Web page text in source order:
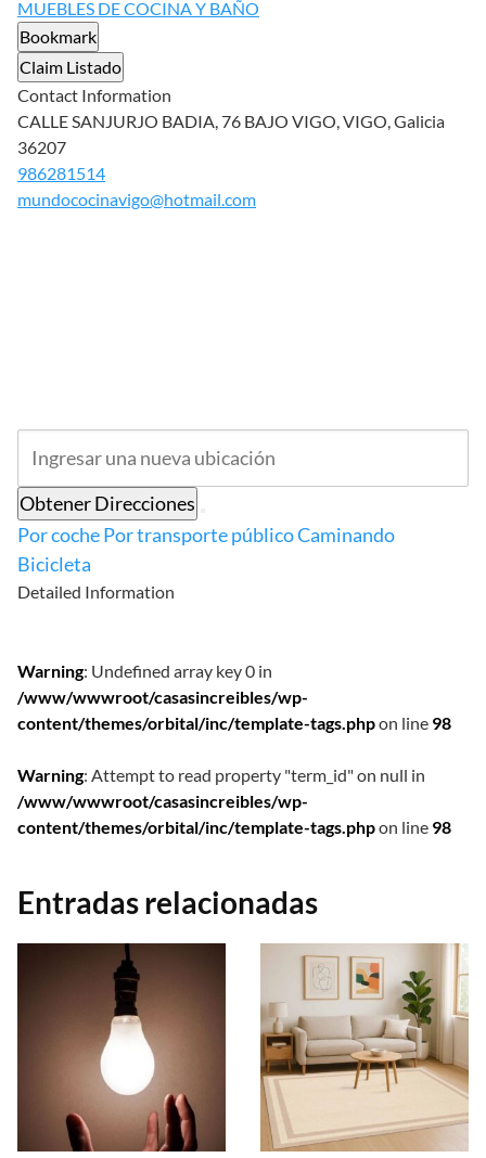
MUEBLES DE COCINA Y BAÑO
Bookmark
Claim Listado
Contact Information
CALLE SANJURJO BADIA, 76 BAJO VIGO, VIGO, Galicia
36207
986281514
mundococinavigo@hotmail.com
Obtener Direcciones
Por cochePor transporte públicoCaminando
Bicicleta
Detailed Information
Warning: Undefined array key 0 in
/www/wwwroot/casasincreibles/wp-
content/themes/orbital/inc/template-tags.phpon line 98
Warning: Attempt to read property "term_id" on null in
/www/wwwroot/casasincreibles/wp-
content/themes/orbital/inc/template-tags.phpon line 98
Entradas relacionadas